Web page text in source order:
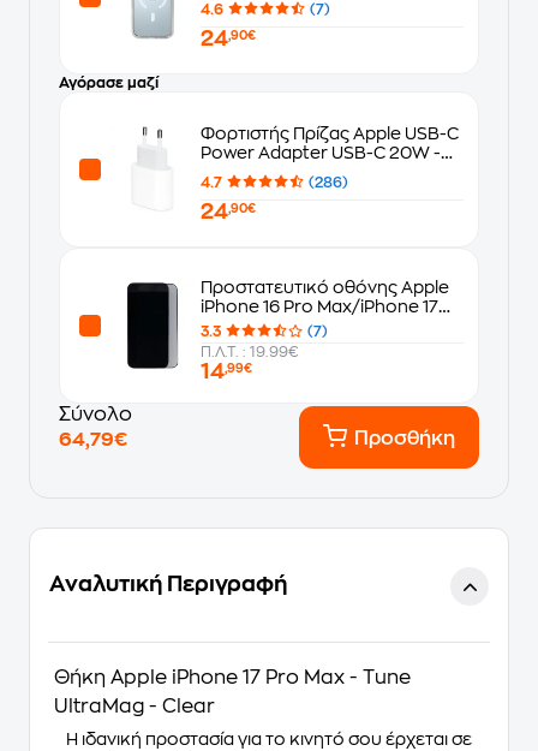
4.6 (7)
24,90€
Αγόρασε μαζί
Φορτιστής Πρίζας Apple USB-C
Power Adapter USB-C 20W -
White
4.7 (286)
24,90€
Προστατευτικό οθόνης Apple
iPhone 16 Pro Max/iPhone 17
Pro Max - Tune Full Frame
Premium Privacy
3.3
(7)
Π.Λ.Τ. : 19.99€
14,99€
Σύνολο
64,79€
Προσθήκη
Αναλυτική Περιγραφή
Θήκη Apple iPhone 17 Pro Max - Tune
UltraMag - Clear
Η ιδανική προστασία για το κινητό σου έρχεται σε